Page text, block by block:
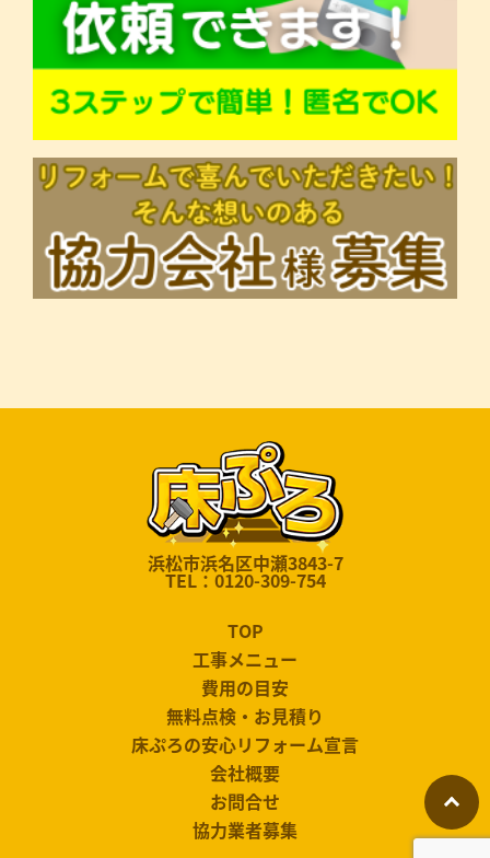
浜松市浜名区中瀬3843-7
TEL：0120-309-754
TOP
工事メニュー
費用の目安
無料点検・お見積り
床ぷろの安心リフォーム宣言
会社概要
お問合せ
協力業者募集